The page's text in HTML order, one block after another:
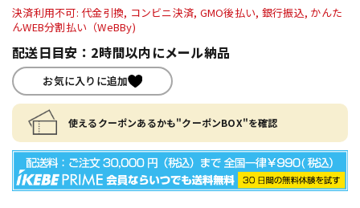
決済利用不可: 代金引換, コンビニ決済, GMO後払い, 銀行振込, かんた
んWEB分割払い（WeBBy)
配送日目安：2時間以内にメール納品
お気に入りに追加
使えるクーポンあるかも"クーポンBOX"を確認